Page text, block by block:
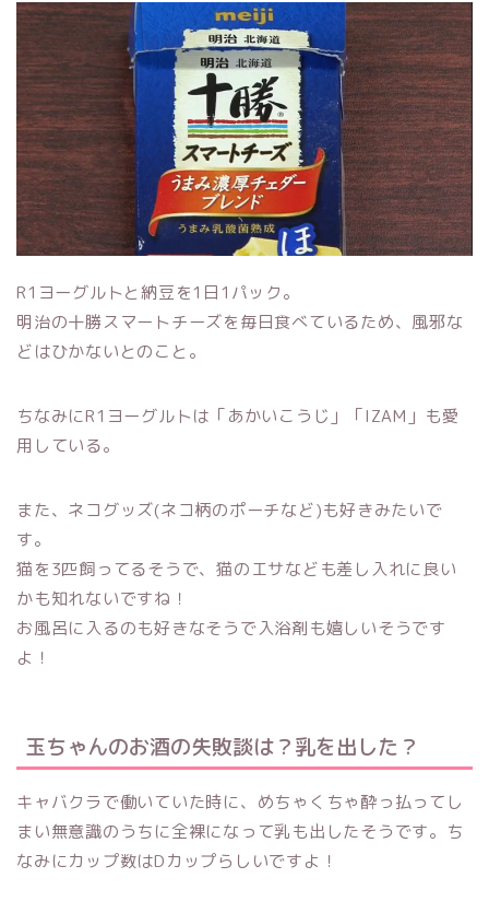
R1ヨーグルトと納豆を1日1パック。
明治の十勝スマートチーズを毎日食べているため、風邪な
どはひかないとのこと。
ちなみにR1ヨーグルトは「あかいこうじ」「IZAM」も愛
用している。
また、ネコグッズ(ネコ柄のポーチなど)も好きみたいで
す。
猫を3匹飼ってるそうで、猫のエサなども差し入れに良い
かも知れないですね！
お風呂に入るのも好きなそうで入浴剤も嬉しいそうです
よ！
玉ちゃんのお酒の失敗談は？乳を出した？
キャバクラで働いていた時に、めちゃくちゃ酔っ払ってし
まい無意識のうちに全裸になって乳も出したそうです。ち
なみにカップ数はDカップらしいですよ！